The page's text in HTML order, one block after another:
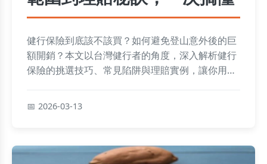
健行保險到底該不該買？如何避免登山意外後的巨
額開銷？本文以台灣健行者的角度，深入解析健行
保險的挑選技巧、常見陷阱與理賠實例，讓你用最
2026-03-13